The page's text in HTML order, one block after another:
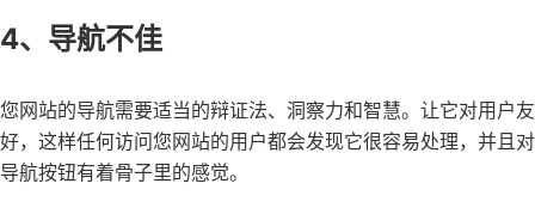
4、导航不佳
您网站的导航需要适当的辩证法、洞察力和智慧。让它对用户友
好，这样任何访问您网站的用户都会发现它很容易处理，并且对
导航按钮有着骨子里的感觉。